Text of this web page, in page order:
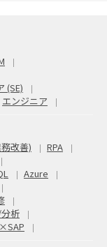
(SE)
エンジニア
改善)
RPA
Azure
析